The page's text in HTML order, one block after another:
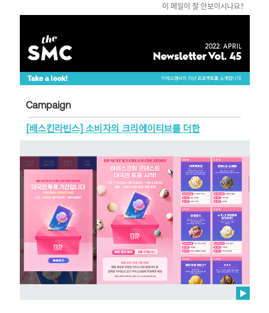
이 메일이 잘 안보이시나요?
Campaign
[배스킨라빈스] 소비자의 크리에이티브를 더한